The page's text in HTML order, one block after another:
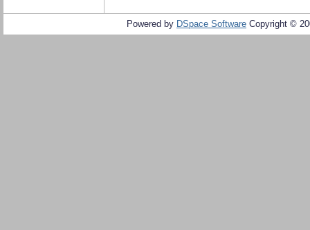
Powered by DSpace Software Copyright ©